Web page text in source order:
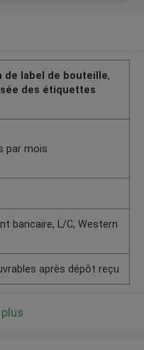
de label de bouteille,
des étiquettes
par mois
bancaire, L/C, Western
après dépôt reçu